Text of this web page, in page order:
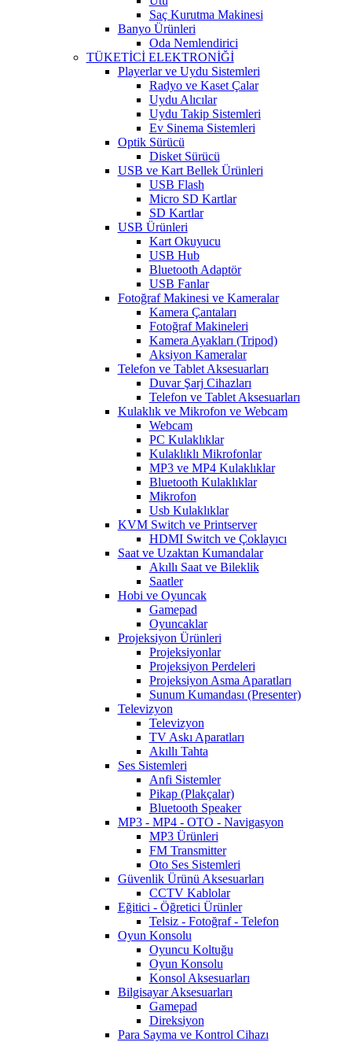
Saç Kurutma Makinesi
Banyo Ürünleri
Oda Nemlendirici
TÜKETİCİ ELEKTRONİĞİ
Playerlar ve Uydu Sistemleri
Radyo ve Kaset Çalar
Uydu Alıcılar
Uydu Takip Sistemleri
Ev Sinema Sistemleri
Optik Sürücü
Disket Sürücü
USB ve Kart Bellek Ürünleri
USB Flash
Micro SD Kartlar
SD Kartlar
USB Ürünleri
Kart Okuyucu
USB Hub
Bluetooth Adaptör
USB Fanlar
Fotoğraf Makinesi ve Kameralar
Kamera Çantaları
Fotoğraf Makineleri
Kamera Ayakları (Tripod)
Aksiyon Kameralar
Telefon ve Tablet Aksesuarları
Duvar Şarj Cihazları
Telefon ve Tablet Aksesuarları
Kulaklık ve Mikrofon ve Webcam
Webcam
PC Kulaklıklar
Kulaklıklı Mikrofonlar
MP3 ve MP4 Kulaklıklar
Bluetooth Kulaklıklar
Mikrofon
Usb Kulaklıklar
KVM Switch ve Printserver
HDMI Switch ve Çoklayıcı
Saat ve Uzaktan Kumandalar
Akıllı Saat ve Bileklik
Saatler
Hobi ve Oyuncak
Gamepad
Oyuncaklar
Projeksiyon Ürünleri
Projeksiyonlar
Projeksiyon Perdeleri
Projeksiyon Asma Aparatları
Sunum Kumandası (Presenter)
Televizyon
Televizyon
TV Askı Aparatları
Akıllı Tahta
Ses Sistemleri
Anfi Sistemler
Pikap (Plakçalar)
Bluetooth Speaker
MP3 - MP4 - OTO - Navigasyon
MP3 Ürünleri
FM Transmitter
Oto Ses Sistemleri
Güvenlik Ürünü Aksesuarları
CCTV Kablolar
Eğitici - Öğretici Ürünler
Telsiz - Fotoğraf - Telefon
Oyun Konsolu
Oyuncu Koltuğu
Oyun Konsolu
Konsol Aksesuarları
Bilgisayar Aksesuarları
Gamepad
Direksiyon
Para Sayma ve Kontrol Cihazı